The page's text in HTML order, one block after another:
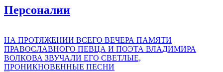
Персоналии
НА ПРОТЯЖЕНИИ ВСЕГО ВЕЧЕРА ПАМЯТИ
ПРАВОСЛАВНОГО ПЕВЦА И ПОЭТА ВЛАДИМИРА
ВОЛКОВА ЗВУЧАЛИ ЕГО СВЕТЛЫЕ,
ПРОНИКНОВЕННЫЕ ПЕСНИ